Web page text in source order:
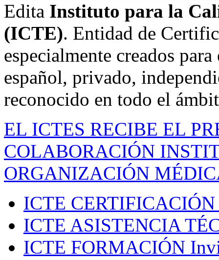
Edita Instituto para la
(ICTE). Entidad de
especialmente creados
español, privado,
reconocido en todo el
EL ICTES RECIBE EL
COLABORACIÓN
ORGANIZACIÓN
ICTE CERTIFICACIÓN
ICTE ASISTENCIA
ICTE FORMACIÓN